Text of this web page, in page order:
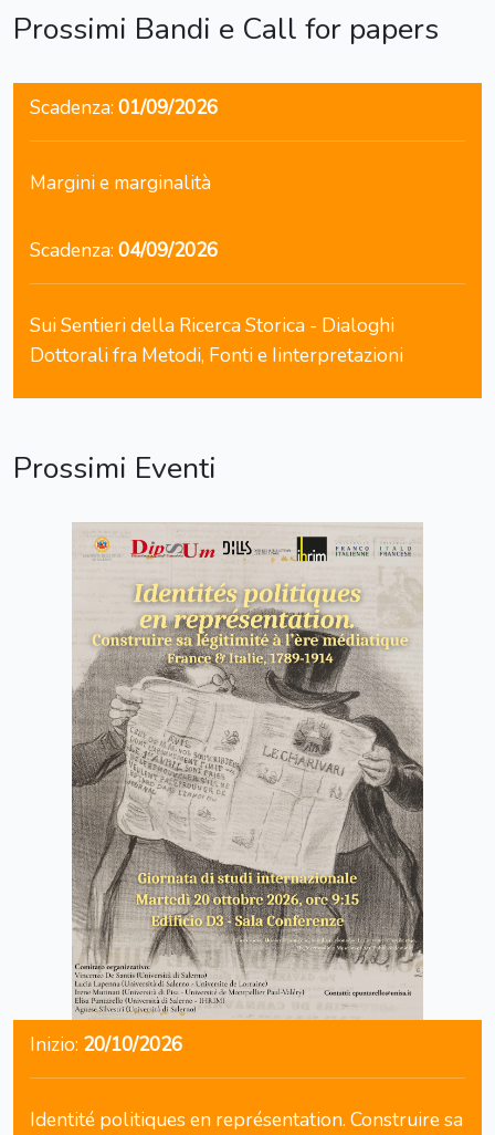
Prossimi Bandi e Call for papers
Scadenza: 01/09/2026
Margini e marginalità
Scadenza: 04/09/2026
Sui Sentieri della Ricerca Storica - Dialoghi
Dottorali fra Metodi, Fonti e Iinterpretazioni
Prossimi Eventi
Inizio: 20/10/2026
Identité politiques en représentation. Construire sa